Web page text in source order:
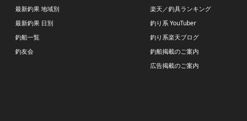
最新釣果 地域別
最新釣果 日別
釣船一覧
釣友会
楽天／釣具ランキング
釣り系 YouTuber
釣り系楽天ブログ
釣船掲載のご案内
広告掲載のご案内